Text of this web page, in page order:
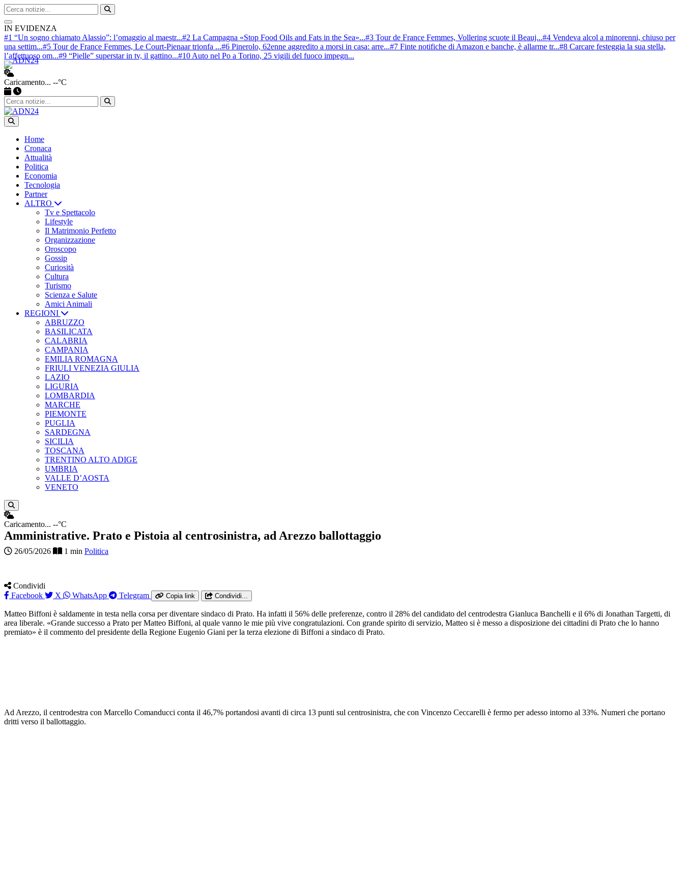
Cerca nel sito Avvia ricerca
IN EVIDENZA
#1 “Un sogno chiamato Alassio”: l’omaggio al maestr...#2 La Campagna «Stop Food Oils and Fats in the Sea»...#3 Tour de France Femmes, Vollering scuote il Beauj...#4 Vendeva alcol a minorenni, chiuso per
una settim...#5 Tour de France Femmes, Le Court-Pienaar trionfa ...#6 Pinerolo, 62enne aggredito a morsi in casa: arre...#7 Finte notifiche di Amazon e banche, è allarme tr...#8 Carcare festeggia la sua stella,
l’affettuoso om...#9 “Pielle” superstar in tv, il gattino...#10 Auto nel Po a Torino, 25 vigili del fuoco impegn...
Caricamento... --°C
Apri ricerca
Home
Cronaca
Attualità
Politica
Economia
Tecnologia
Partner
ALTRO
Tv e Spettacolo
Lifestyle
Il Matrimonio Perfetto
Organizzazione
Oroscopo
Gossip
Curiosità
Cultura
Turismo
Scienza e Salute
Amici Animali
REGIONI
ABRUZZO
BASILICATA
CALABRIA
CAMPANIA
EMILIA ROMAGNA
FRIULI VENEZIA GIULIA
LAZIO
LIGURIA
LOMBARDIA
MARCHE
PIEMONTE
PUGLIA
SARDEGNA
SICILIA
TOSCANA
TRENTINO ALTO ADIGE
UMBRIA
VALLE D’AOSTA
VENETO
Apri ricerca
Caricamento... --°C
Amministrative. Prato e Pistoia al centrosinistra, ad Arezzo ballottaggio
26/05/2026 1 min Politica
Condividi
Facebook
X WhatsApp Telegram Copia link Condividi...
Matteo Biffoni è saldamente in testa nella corsa per diventare sindaco di Prato. Ha infatti il 56% delle preferenze, contro il 28% del candidato del centrodestra Gianluca Banchelli e il 6% di Jonathan Targetti, di
area liberale. «Grande successo a Prato per Matteo Biffoni, al quale vanno le mie più vive congratulazioni. Con grande spirito di servizio, Matteo si è messo a disposizione dei cittadini di Prato che lo hanno
premiato» è il commento del presidente della Regione Eugenio Giani per la terza elezione di Biffoni a sindaco di Prato.
Ad Arezzo, il centrodestra con Marcello Comanducci conta il 46,7% portandosi avanti di circa 13 punti sul centrosinistra, che con Vincenzo Ceccarelli è fermo per adesso intorno al 33%. Numeri che portano
dritti verso il ballottaggio.